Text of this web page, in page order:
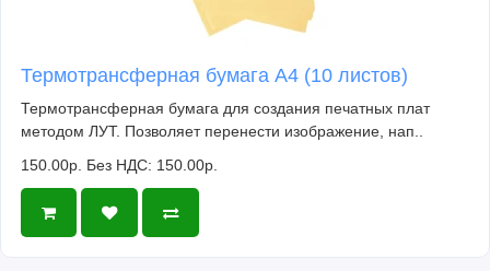
Термотрансферная бумага А4 (10 листов)
Термотрансферная бумага для создания печатных плат
методом ЛУТ. Позволяет перенести изображение, нап..
150.00р. Без НДС: 150.00р.